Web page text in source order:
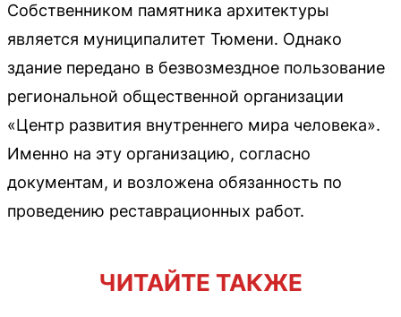
Собственником памятника архитектуры
является муниципалитет Тюмени. Однако
здание передано в безвозмездное пользование
региональной общественной организации
«Центр развития внутреннего мира человека».
Именно на эту организацию, согласно
документам, и возложена обязанность по
проведению реставрационных работ.
ЧИТАЙТЕ ТАКЖЕ